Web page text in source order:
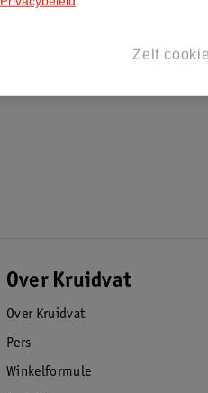
Over Kruidvat
Over Kruidvat
Pers
Winkelformule
Zelf